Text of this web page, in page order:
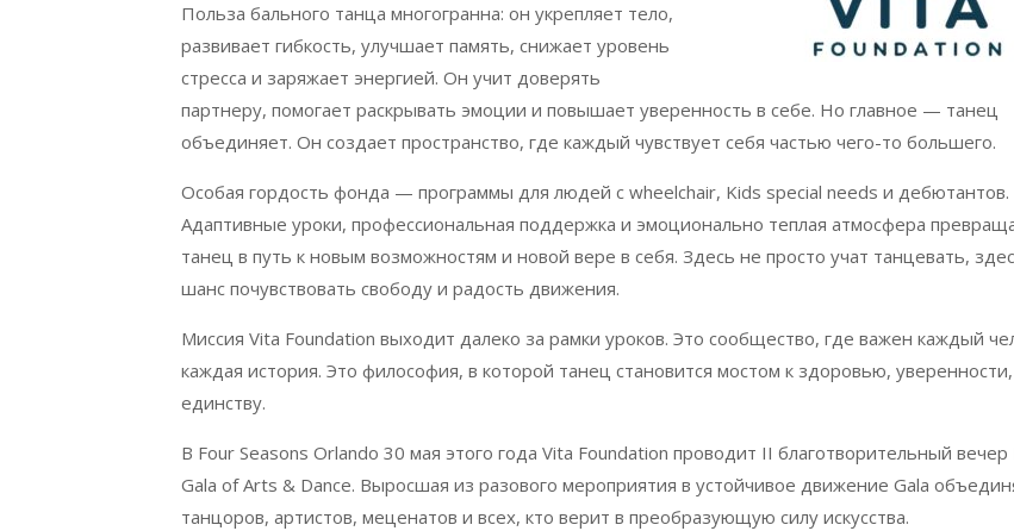
Польза бального танца многогранна: он укрепляет тело,
развивает гибкость, улучшает память, снижает уровень
стресса и заряжает энергией. Он учит доверять
партнеру, помогает раскрывать эмоции и повышает уверенность в себе. Но главное — танец
объединяет. Он создает пространство, где каждый чувствует себя частью чего-то большего.
Особая гордость фонда — программы для людей с wheelchair, Kids special needs и дебютантов.
Адаптивные уроки, профессиональная поддержка и эмоционально теплая атмосфера
танец в путь к новым возможностям и новой вере в себя. Здесь не просто учат танцевать,
шанс почувствовать свободу и радость движения.
Миссия Vita Foundation выходит далеко за рамки уроков. Это сообщество, где важен каждый
каждая история. Это философия, в которой танец становится мостом к здоровью, уверенности,
единству.
В Four Seasons Orlando 30 мая этого года Vita Foundation проводит II благотворительный вечер
Gala of Arts & Dance. Выросшая из разового мероприятия в устойчивое движение Gala
танцоров, артистов, меценатов и всех, кто верит в преобразующую силу искусства.